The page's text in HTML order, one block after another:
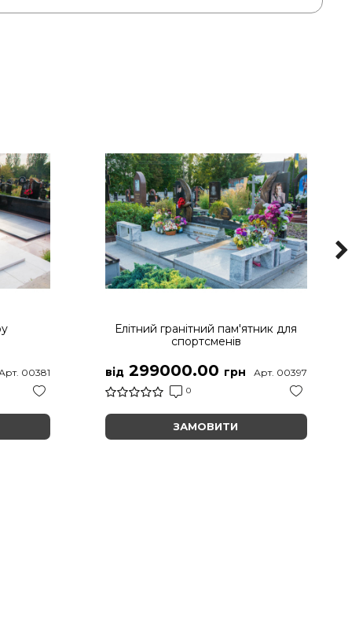
00381
Елітний гранітний пам'ятник для
спортсменів
від299000.00 грн
0
Арт. 00397
ЗАМОВИТИ